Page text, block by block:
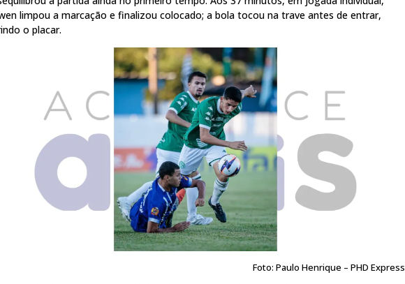
limpou a marcação e finalizou colocado; a bola tocou na trave antes de entrar,
o placar.
Foto: Paulo Henrique – PHD Express